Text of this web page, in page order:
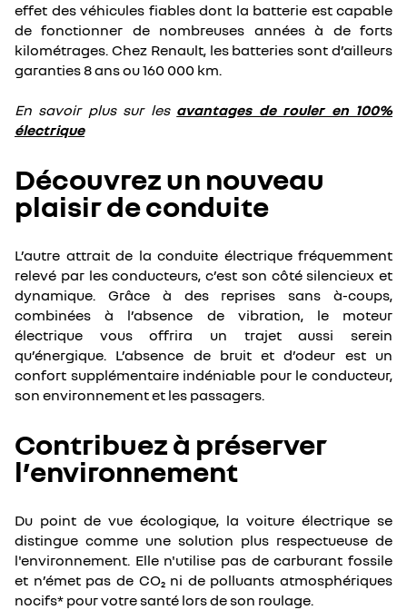
effet des véhicules fiables dont la batterie est capable
de fonctionner de nombreuses années à de forts
kilométrages. Chez Renault, les batteries sont d’ailleurs
garanties 8 ans ou 160 000 km.
En savoir plus sur les avantages de rouler en 100%
électrique
Découvrez un nouveau
plaisir de conduite
L’autre attrait de la conduite électrique fréquemment
relevé par les conducteurs, c’est son côté silencieux et
dynamique. Grâce à des reprises sans à-coups,
combinées à l’absence de vibration, le moteur
électrique vous offrira un trajet aussi serein
qu’énergique. L’absence de bruit et d’odeur est un
confort supplémentaire indéniable pour le conducteur,
son environnement et les passagers.
Contribuez à préserver
l’environnement
Du point de vue écologique, la voiture électrique se
distingue comme une solution plus respectueuse de
l'environnement. Elle n'utilise pas de carburant fossile
et n’émet pas de CO₂ ni de polluants atmosphériques
nocifs* pour votre santé lors de son roulage.